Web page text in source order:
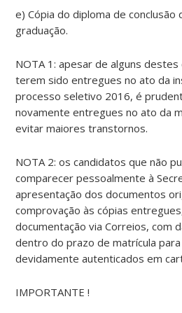
e) Cópia do diploma de conclusão
graduação.
NOTA 1: apesar de alguns
terem sido entregues no ato da
processo seletivo 2016, é
novamente entregues no ato da
evitar maiores transtornos.
NOTA 2: os candidatos que não
comparecer pessoalmente à
apresentação dos documentos
comprovação às cópias
documentação via Correios, com
dentro do prazo de matrícula
devidamente autenticados em
IMPORTANTE !